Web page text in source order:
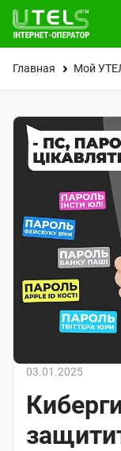
Главная Мой
03.01.2025